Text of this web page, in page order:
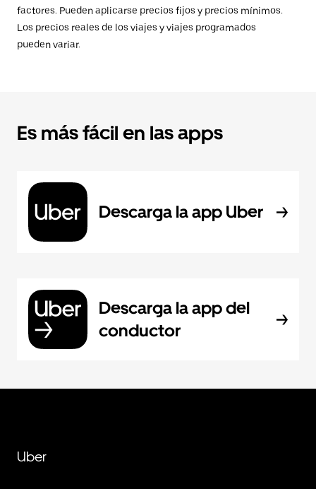
factores. Pueden aplicarse precios fijos y precios mínimos.
Los precios reales de los viajes y viajes programados
pueden variar.
Es más fácil en las apps
Descarga la app Uber
Descarga la app del
conductor
Uber